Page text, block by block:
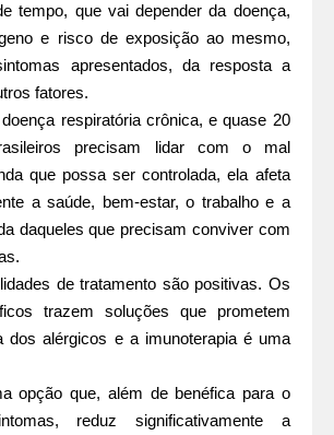
tempo, que vai depender da doença,
e risco de exposição ao mesmo,
apresentados, da resposta a
fatores.
respiratória crônica, e quase 20
precisam lidarcom o mal
que possa ser controlada, ela afeta
a saúde, bem-estar, o trabalho e a
daqueles que precisam conviver com
de tratamento são positivas. Os
trazem soluções que prometem
dos alérgicos e a imunoterapia é uma
opção que, além de benéfica para o
reduz significativamente a